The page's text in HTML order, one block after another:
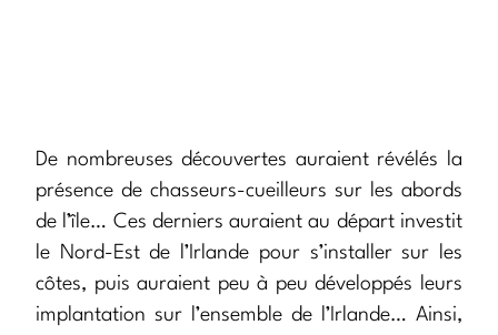
De nombreuses découvertes auraient révélés la
présence de chasseurs-cueilleurs sur les abords
de l’île… Ces derniers auraient au départ investit
le Nord-Est de l’Irlande pour s’installer sur les
côtes, puis auraient peu à peu développés leurs
implantation sur l’ensemble de l’Irlande… Ainsi,